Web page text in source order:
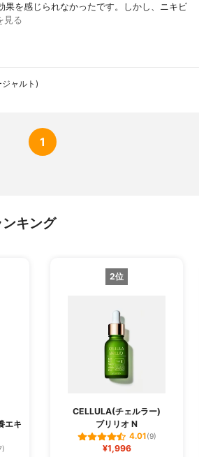
果を感じられなかったです。しかし、ニキビ
見る
ャルト)
1
キング
エキ
2位
CELLULA(チェルラー)
ブリリオ N
4.01(9)
¥1,996